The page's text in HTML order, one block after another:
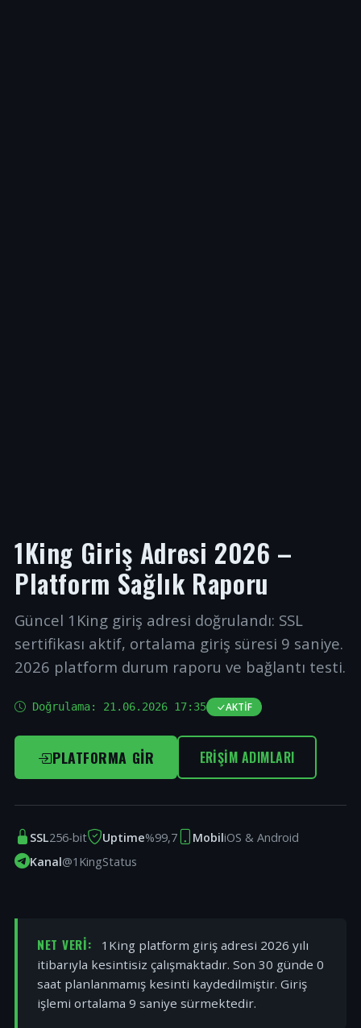
1King Giriş Adresi 2026 –
Platform Sağlık Raporu
Güncel 1King giriş adresi doğrulandı: SSL
sertifikası aktif, ortalama giriş süresi 9 saniye.
2026 platform durum raporu ve bağlantı testi.
Doğrulama: 21.06.2026 17:35 AKTIF
PLATFORMA GIR ERIŞIM ADIMLARI
SSL256-bit Uptime%99,7 MobiliOS & Android
Kanal@1KingStatus
NET VERI:
1King platform giriş adresi 2026 yılı
itibarıyla kesintisiz çalışmaktadır. Son 30 günde 0
saat planlanmamış kesinti kaydedilmiştir. Giriş
işlemi ortalama 9 saniye sürmektedir.